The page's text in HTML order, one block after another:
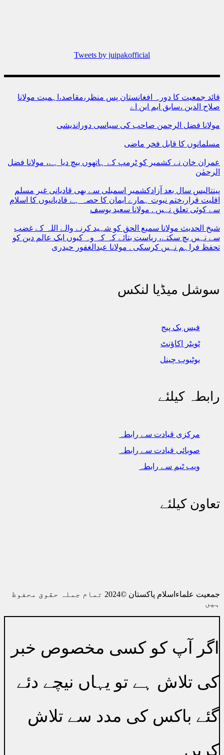
Tweets by juipakofficial
قائد جمعیت کا دورہ افغانستان پس منظر،مقاصد،اہمیت مولانا
صلاح الدین ،سابق ایم این اے
مولانا فضل الرحمن صاحب کی سیاسی دوراندیشی
مسلمانوں کا قابل فخر ماضی
عمران خان نے کشمیر کو ٹرمپ کے ہاتھوں بیچ دیا ہے، مولانا فضل
الرحمٰن
پینتالیس سال بعد آزادکشمیر اسمبلی سے بھی قادیانی غیر مسلم
اقلیت قرار،ختم نبوت ہمارے ایمان کا حصہ ہے قادیانیوں کا اسلام
سے کوئی تعلق نہیں . مولانا سعید یوسف
شیخ الحدیث مولانا سمیع الحق کو شہید کرنے والے اللہ کے غضب
سے نہیں بچ سکتے، ریاست بتائے کہ کہ وہ کیوں ایک عالم دین کو
تحفظ فراہم نہیں کرسکی . مولانا عبدالغفور حیدری
سوشل میڈیا لنکس
فیس بک پیج
ٹویٹر اکاؤنٹ
یوٹیوب چینل
رابطہ کیلئے
مرکزی قیادت سے رابطہ
صوبائی قیادت سے رابطہ
ویب ٹیم سے رابطہ
تعاون کیلئے
جمعیت علماءاسلام پاکستان ©2024 تمام جملہ حقوق محفوظ
ہیں
اگر آپ کو کسی مخصوص خبر
کی تلاش ہے تو یہاں نیچے دئے
گئے باکس کی مدد سے تلاش
کریں